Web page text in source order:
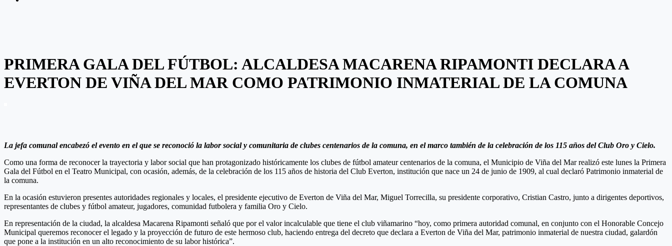
PRIMERA GALA DEL FÚTBOL: ALCALDESA MACARENA RIPAMONTI DECLARA A
EVERTON DE VIÑA DEL MAR COMO PATRIMONIO INMATERIAL DE LA COMUNA
La jefa comunal encabezó el evento en el que se reconoció la labor social y comunitaria de clubes centenarios de la comuna, en el marco también de la celebración de los 115 años del Club Oro y Cielo.
Como una forma de reconocer la trayectoria y labor social que han protagonizado históricamente los clubes de fútbol amateur centenarios de la comuna, el Municipio de Viña del Mar realizó este lunes la Primera
Gala del Fútbol en el Teatro Municipal, con ocasión, además, de la celebración de los 115 años de historia del Club Everton, institución que nace un 24 de junio de 1909, al cual declaró Patrimonio inmaterial de
la comuna.
En la ocasión estuvieron presentes autoridades regionales y locales, el presidente ejecutivo de Everton de Viña del Mar, Miguel Torrecilla, su presidente corporativo, Cristian Castro, junto a dirigentes deportivos,
representantes de clubes y fútbol amateur, jugadores, comunidad futbolera y familia Oro y Cielo.
En representación de la ciudad, la alcaldesa Macarena Ripamonti señaló que por el valor incalculable que tiene el club viñamarino “hoy, como primera autoridad comunal, en conjunto con el Honorable Concejo
Municipal queremos reconocer el legado y la proyección de futuro de este hermoso club, haciendo entrega del decreto que declara a Everton de Viña del Mar, patrimonio inmaterial de nuestra ciudad, galardón
que pone a la institución en un alto reconocimiento de su labor histórica”.